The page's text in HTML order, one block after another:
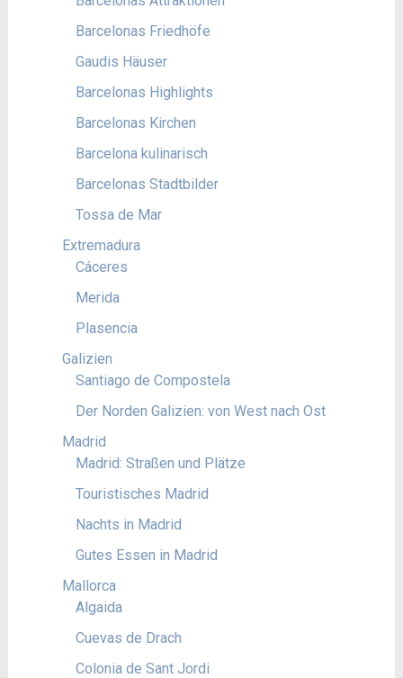
Barcelonas Friedhöfe
Gaudis Häuser
Barcelonas Highlights
Barcelonas Kirchen
Barcelona kulinarisch
Barcelonas Stadtbilder
Tossa de Mar
Extremadura
Cáceres
Merida
Plasencia
Galizien
Santiago de Compostela
Der Norden Galizien: von West nach Ost
Madrid
Madrid: Straßen und Plätze
Touristisches Madrid
Nachts in Madrid
Gutes Essen in Madrid
Mallorca
Algaida
Cuevas de Drach
Colonia de Sant Jordi